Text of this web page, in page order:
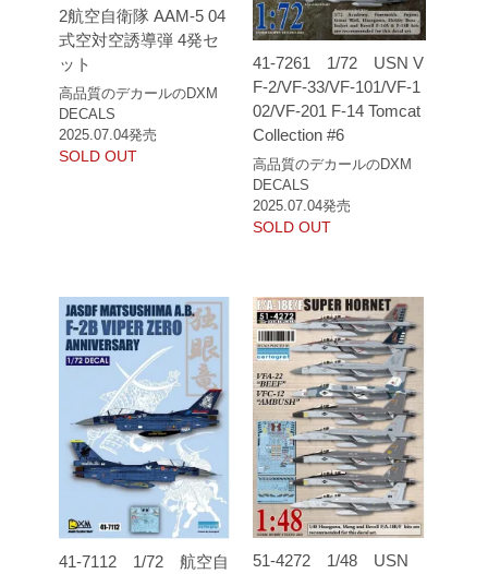
2航空自衛隊 AAM-5 04
式空対空誘導弾 4発セ
ット
高品質のデカールのDXM
DECALS
2025.07.04発売
SOLD OUT
41-7261 1/72 USN V
F-2/VF-33/VF-101/VF-1
02/VF-201 F-14 Tomcat
Collection #6
高品質のデカールのDXM
DECALS
2025.07.04発売
SOLD OUT
41-7112 1/72 航空自
51-4272 1/48 USN